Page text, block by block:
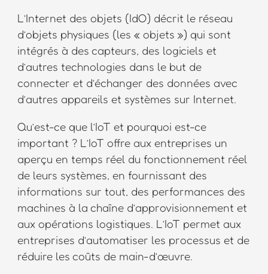
L’Internet des objets (IdO) décrit le réseau
d’objets physiques (les « objets ») qui sont
intégrés à des capteurs, des logiciels et
d’autres technologies dans le but de
connecter et d’échanger des données avec
d’autres appareils et systèmes sur Internet.
Qu’est-ce que l’IoT et pourquoi est-ce
important ? L’IoT offre aux entreprises un
aperçu en temps réel du fonctionnement réel
de leurs systèmes, en fournissant des
informations sur tout, des performances des
machines à la chaîne d’approvisionnement et
aux opérations logistiques. L’IoT permet aux
entreprises d’automatiser les processus et de
réduire les coûts de main-d’œuvre.